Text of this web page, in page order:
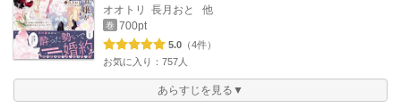
オオトリ 長月おと 他
巻 700pt
5.0 （4件）
お気に入り：757人
あらすじを見る▼